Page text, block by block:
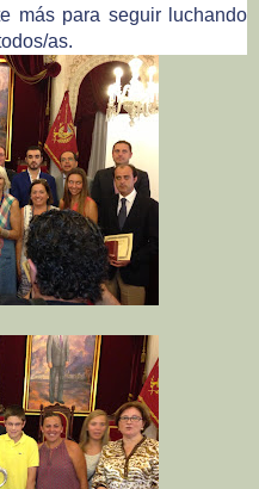
más para seguir luchando
as.